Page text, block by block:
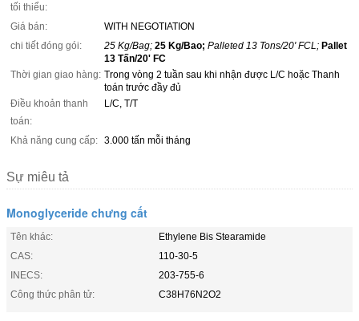
tối thiểu:
Giá bán:
WITH NEGOTIATION
chi tiết đóng gói:
25 Kg/Bag; 25 Kg/Bao; Palleted 13 Tons/20' FCL; Pallet
13 Tấn/20' FC
Thời gian giao hàng: Trong vòng 2 tuần sau khi nhận được L/C hoặc Thanh
toán trước đầy đủ
Điều khoản thanh
toán:
L/C, T/T
Khả năng cung cấp: 3.000 tấn mỗi tháng
Sự miêu tả
Monoglyceride chưng cất
Tên khác:
Ethylene Bis Stearamide
CAS:
110-30-5
INECS:
203-755-6
Công thức phân tử:
C38H76N2O2